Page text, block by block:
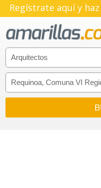
Regístrate aquí y